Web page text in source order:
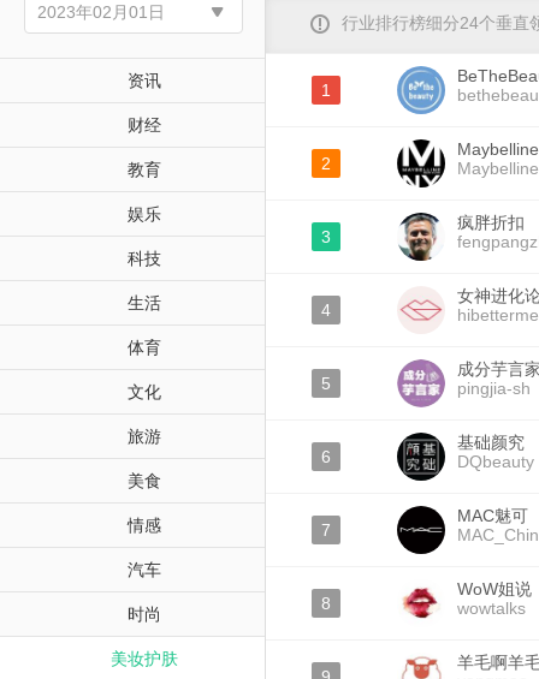
资讯
财经
教育
娱乐
科技
生活
体育
文化
旅游
美食
情感
汽车
时尚
美妆护肤
行业排行榜细分24个垂直
1
2
3
疯胖折扣
4
女神进化
hibetterme
5
成分芋言
pingjia-sh
6
基础颜究
DQbeauty
7
MAC魅可
8
WoW姐说
wowtalks
羊毛啊羊